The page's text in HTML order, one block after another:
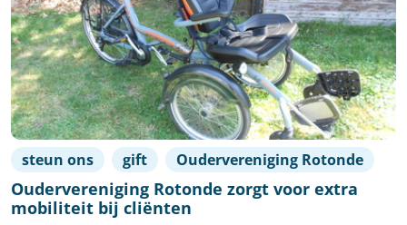
steun ons gift Oudervereniging Rotonde
Oudervereniging Rotonde zorgt voor extra
mobiliteit bij cliënten